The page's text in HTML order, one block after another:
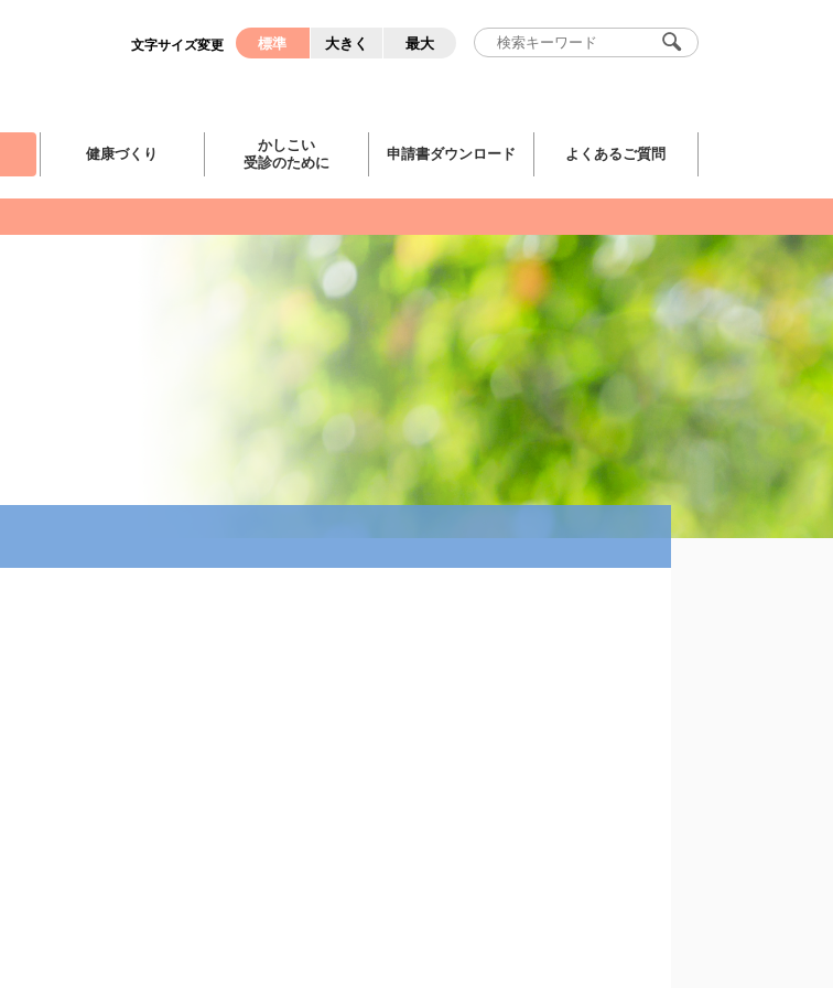
健康づくり
かしこい
受診のために
申請書ダウンロード よくあるご質問
文字サイズ変更 標準 大きく 最大